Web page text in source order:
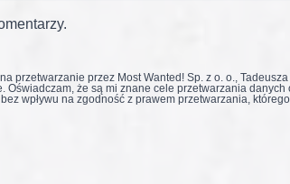
przetwarzanie przez Most Wanted! Sp. z o. o.,
Oświadczam, że są mi znane cele przetwarzania
bez wpływu na zgodność z prawem przetwarzania,